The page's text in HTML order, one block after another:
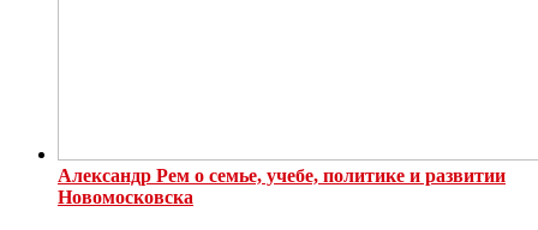
Александр Рем о семье, учебе, политике и развитии
Новомосковска